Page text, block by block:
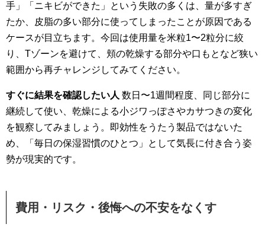
手」「ニキビができた」という失敗の多くは、量が多すぎ
たか、皮脂の多い部分に使ってしまったことが原因である
ケースが目立ちます。今回は使用量を米粒1〜2粒分に絞
り、Tゾーンを避けて、頬の乾燥する部分や口もとなど狭い
範囲から再チャレンジしてみてください。
すぐに結果を確認したい人 数日〜1週間程度、同じ部分に
継続して使い、乾燥による小ジワっぽさやカサつきの変化
を観察してみましょう。即効性をうたう製品ではないた
め、「毎日の保湿習慣のひとつ」として気長に付き合う姿
勢が現実的です。
費用・リスク・後悔への不安をなくす